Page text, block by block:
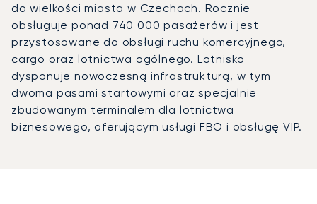
do wielkości miasta w Czechach. Rocznie
obsługuje ponad 740 000 pasażerów i jest
przystosowane do obsługi ruchu komercyjnego,
cargo oraz lotnictwa ogólnego. Lotnisko
dysponuje nowoczesną infrastrukturą, w tym
dwoma pasami startowymi oraz specjalnie
zbudowanym terminalem dla lotnictwa
biznesowego, oferującym usługi FBO i obsługę VIP.